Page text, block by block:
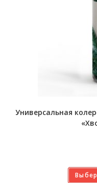
Универсальная